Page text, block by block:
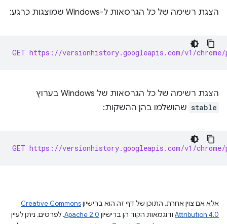
הצגת רשימה של כל הגרסאות ל-Windows שמוצגות כרגע:
GET https://versionhistory.googleapis.com/v1/
הצגת רשימה של כל הגרסאות של Windows בערוץ
stable שהושלמו בהן ההשקות:
GET https://versionhistory.googleapis.com/v1/
אלא אם צוין אחרת, התוכן של דף זה הוא ברישיוןCreative Commons
Attribution 4.0 ודוגמאות הקוד הן ברישיון Apache 2.0. לפרטים, ניתן לעיין